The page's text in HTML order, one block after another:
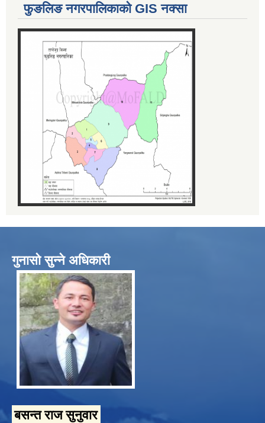
फुङलिङ नगरपालिकाको GIS नक्सा
गुनासो सुन्ने अधिकारी
बसन्त राज सुनुवार